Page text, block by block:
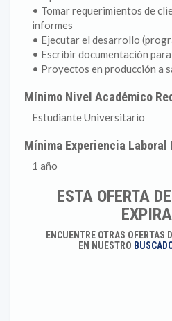
• Tomar requerimientos de
informes
• Ejecutar el desarrollo
• Escribir documentación
• Proyectos en producción a
Mínimo Nivel Académico
Estudiante Universitario
Mínima Experiencia Laboral
1 año
ESTA OFERTA
ENCUENTRE OTRAS OFERTAS
EN NUESTRO